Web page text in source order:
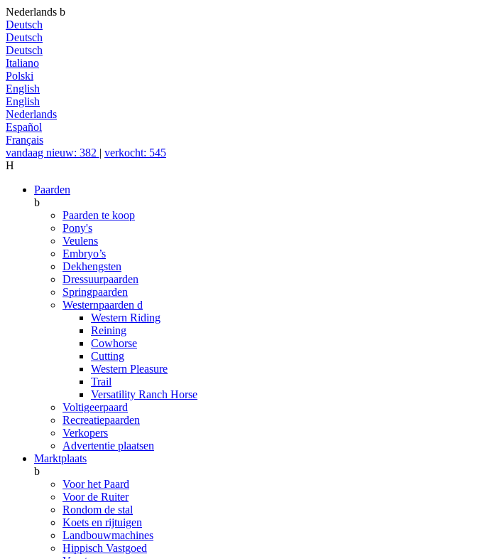
Nederlands b
Deutsch
Deutsch
Deutsch
Italiano
Polski
English
English
Nederlands
Español
Français
vandaag nieuw: 382 | verkocht: 545
H
Paarden
b
Paarden te koop
Pony's
Veulens
Embryo’s
Dekhengsten
Dressuurpaarden
Springpaarden
Westernpaarden d
Western Riding
Reining
Cowhorse
Cutting
Western Pleasure
Trail
Versatility Ranch Horse
Voltigeerpaard
Recreatiepaarden
Verkopers
Advertentie plaatsen
Marktplaats
b
Voor het Paard
Voor de Ruiter
Rondom de stal
Koets en rijtuigen
Landbouwmachines
Hippisch Vastgoed